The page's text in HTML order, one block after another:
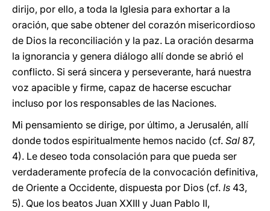
dirijo, por ello, a toda la Iglesia para exhortar a la
oración, que sabe obtener del corazón misericordioso
de Dios la reconciliación y la paz. La oración desarma
la ignorancia y genera diálogo allí donde se abrió el
conflicto. Si será sincera y perseverante, hará nuestra
voz apacible y firme, capaz de hacerse escuchar
incluso por los responsables de las Naciones.
Mi pensamiento se dirige, por último, a Jerusalén, allí
donde todos espiritualmente hemos nacido (cf. Sal 87,
4). Le deseo toda consolación para que pueda ser
verdaderamente profecía de la convocación definitiva,
de Oriente a Occidente, dispuesta por Dios (cf. Is 43,
5). Que los beatos Juan XXIII y Juan Pablo II,